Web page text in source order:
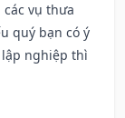
vụ thưa
quý bạn có ý
nghiệp thì